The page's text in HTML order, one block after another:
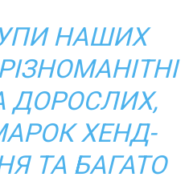
НАШИХ
ДОРОСЛИХ,
ХЕНД-
ТА БАГАТО